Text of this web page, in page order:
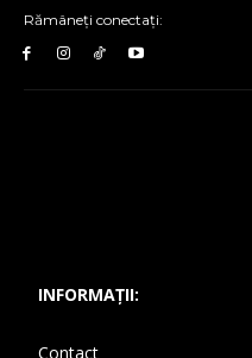
Rămâneți conectați:
INFORMAȚII:
Contact